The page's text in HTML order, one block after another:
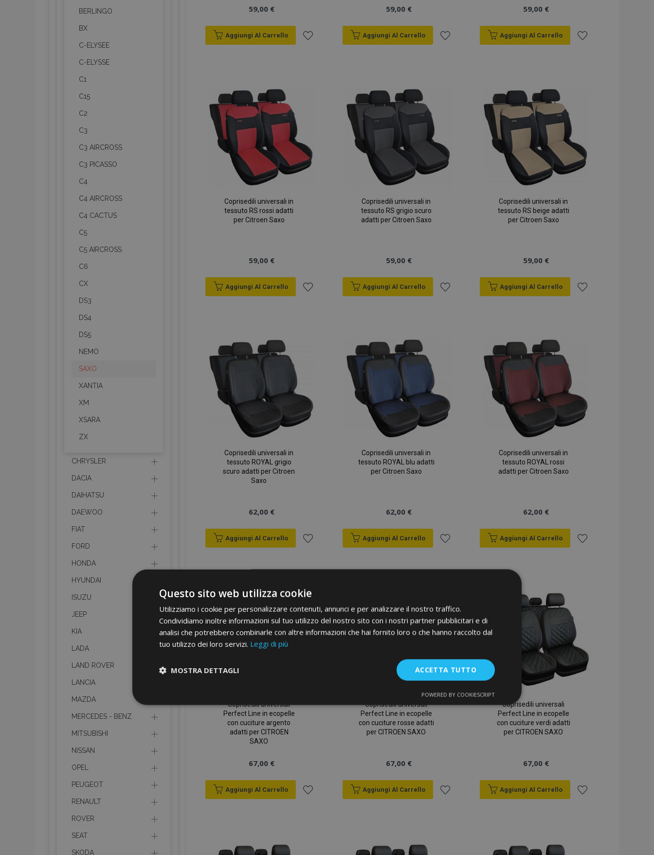
59,00 €
Aggiungi Al Carrello
59,00 €
Aggiungi Al Carrello
59,00 €
Aggiungi Al Carrello
Coprisedili universali in
tessuto RS rossi adatti
per Citroen Saxo
59,00 €
Aggiungi Al Carrello
Coprisedili universali in
tessuto RS grigio scuro
adatti per Citroen Saxo
59,00 €
Aggiungi Al Carrello
Coprisedili universali in
tessuto RS beige adatti
per Citroen Saxo
59,00 €
Aggiungi Al Carrello
Coprisedili universali in
tessuto ROYAL grigio
scuro adatti per Citroen
Saxo
62,00 €
Aggiungi Al Carrello
lista
desideri
Coprisedili universali in
tessuto ROYAL blu adatti
per Citroen Saxo
62,00 €
Aggiungi Al Carrello
desideri
Coprisedili universali in
tessuto ROYAL rossi
adatti per Citroen Saxo
62,00 €
Aggiungi Al Carrello
Coprisedili universali
Perfect Line in ecopelle
con cuciture argento
adatti per CITROEN
SAXO
67,00 €
Aggiungi Al Carrello
Coprisedili universali
Perfect Line in ecopelle
con cuciture rosse adatti
per CITROEN SAXO
67,00 €
Aggiungi Al Carrello
Coprisedili universali
Perfect Line in ecopelle
con cuciture verdi adatti
per CITROEN SAXO
67,00 €
Aggiungi Al Carrello
BERLINGO
BX
C-ELYSEE
C-ELYSSE
C1
C15
C2
C3
C3 AIRCROSS
C3 PICASSO
C4
C4 AIRCROSS
C4 CACTUS
C5
C5 AIRCROSS
C6
CX
DS3
DS4
DS5
NEMO
SAXO
XANTIA
XM
XSARA
ZX
CHRYSLER
DACIA
DAIHATSU
DAEWOO
FIAT
FORD
HONDA
HYUNDAI
ISUZU
JEEP
KIA
LADA
LAND ROVER
LANCIA
MAZDA
MERCEDES - BENZ
MITSUBISHI
NISSAN
OPEL
PEUGEOT
RENAULT
ROVER
SEAT
SKODA
Questo sito web utilizza cookie
Utilizziamo i cookie per personalizzare contenuti, annunci e per analizzare il nostro traffico.
Condividiamo inoltre informazioni sul tuo utilizzo del nostro sito con i nostri partner pubblicitari e di
analisi che potrebbero combinarle con altre informazioni che hai fornito loro o che hanno raccolto dal
tuo utilizzo dei loro servizi. Leggi di più
ACCETTA TUTTO
MOSTRA DETTAGLI
necessari
Funzionalità
I cookie strettamente necessari consentono le funzionalità principali del sito web come l'accesso dell'utente e la gestione
dell'account. Il sito web non può essere utilizzato correttamente senza i cookie strettamente necessari.
www.vtvauto.it
memoria cache locale. Quando il cookie viene
rimosso dall'applicazione back-end,
POWERED BY COOKIESCRIPT